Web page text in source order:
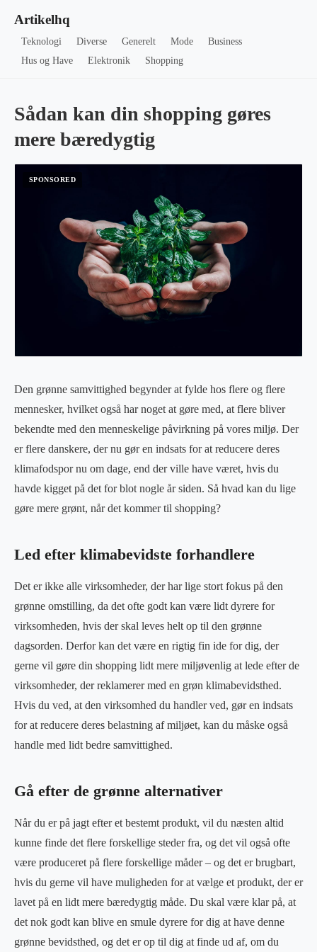
Artikelhq
Teknologi Diverse Generelt Mode
Business
Hus og Have
Elektronik Shopping
Sådan kan din shopping gøres
mere bæredygtig
Den grønne samvittighed begynder at fylde hos flere og flere
mennesker, hvilket også har noget at gøre med, at flere bliver
bekendte med den menneskelige påvirkning på vores miljø. Der
er flere danskere, der nu gør en indsats for at reducere deres
klimafodspor nu om dage, end der ville have været, hvis du
havde kigget på det for blot nogle år siden. Så hvad kan du lige
gøre mere grønt, når det kommer til shopping?
Led efter klimabevidste forhandlere
Det er ikke alle virksomheder, der har lige stort fokus på den
grønne omstilling, da det ofte godt kan være lidt dyrere for
virksomheden, hvis der skal leves helt op til den grønne
dagsorden. Derfor kan det være en rigtig fin ide for dig, der
gerne vil gøre din shopping lidt mere miljøvenlig at lede efter de
virksomheder, der reklamerer med en grøn klimabevidsthed.
Hvis du ved, at den virksomhed du handler ved, gør en indsats
for at reducere deres belastning af miljøet, kan du måske også
handle med lidt bedre samvittighed.
Gå efter de grønne alternativer
Når du er på jagt efter et bestemt produkt, vil du næsten altid
kunne finde det flere forskellige steder fra, og det vil også ofte
være produceret på flere forskellige måder – og det er brugbart,
hvis du gerne vil have muligheden for at vælge et produkt, der er
lavet på en lidt mere bæredygtig måde. Du skal være klar på, at
det nok godt kan blive en smule dyrere for dig at have denne
grønne bevidsthed, og det er op til dig at finde ud af, om du